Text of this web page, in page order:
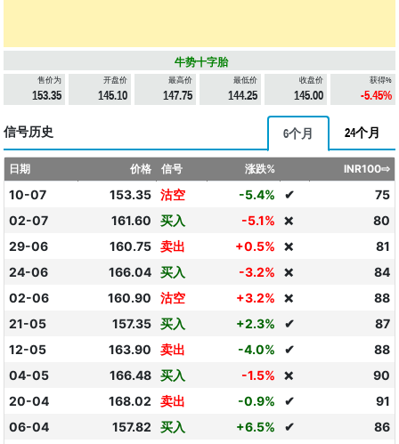
牛势十字胎
售价为
153.35
开盘价
145.10
最高价
147.75
最低价
144.25
收盘价
145.00
获得%
-5.45%
信号历史 6个月 24个月
日期 价格 信号 涨跌% INR100⇨
10-07 153.35 沽空 -5.4% ✔
75
02-07
161.60 买入 -5.1% ❌
80
29-06
160.75 卖出 +0.5% ❌
81
24-06
166.04 买入 -3.2% ❌
84
02-06
160.90 沽空 +3.2% ❌
88
21-05
157.35 买入 +2.3% ✔
87
12-05
163.90 卖出 -4.0% ✔
88
04-05
166.48 买入 -1.5% ❌
90
20-04
168.02 卖出 -0.9% ✔
91
06-04
157.82 买入 +6.5% ✔
86